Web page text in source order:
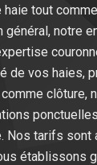
tout
général, notre
de vos haies,
clôture,
Nos tarifs sont
établissons